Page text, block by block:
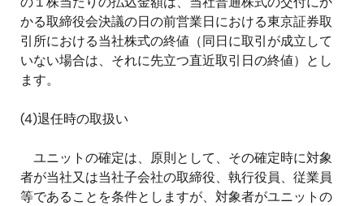
かる取締役会決議の日の前営業日における東京証券取
引所における当社株式の終値（同日に取引が成立して
いない場合は、それに先立つ直近取引日の終値）とし
ます。
(4)退任時の取扱い
ユニットの確定は、原則として、その確定時に対象
者が当社又は当社子会社の取締役、執行役員、従業員
等であることを条件としますが、対象者がユニットの